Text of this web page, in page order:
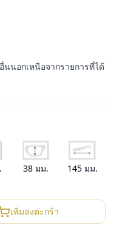
นอกเหนือจากรายการที่ได้
38มม. 145มม.
เพิ่มลงตะกร้า